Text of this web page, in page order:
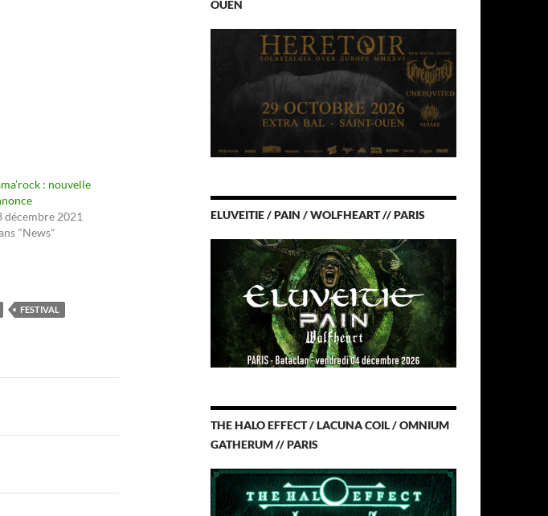
: nouvelle
décembre 2021
"News"
FESTIVAL
OUEN
ELUVEITIE / PAIN / WOLFHEART // PARIS
THE HALO EFFECT / LACUNA COIL / OMNIUM
GATHERUM // PARIS